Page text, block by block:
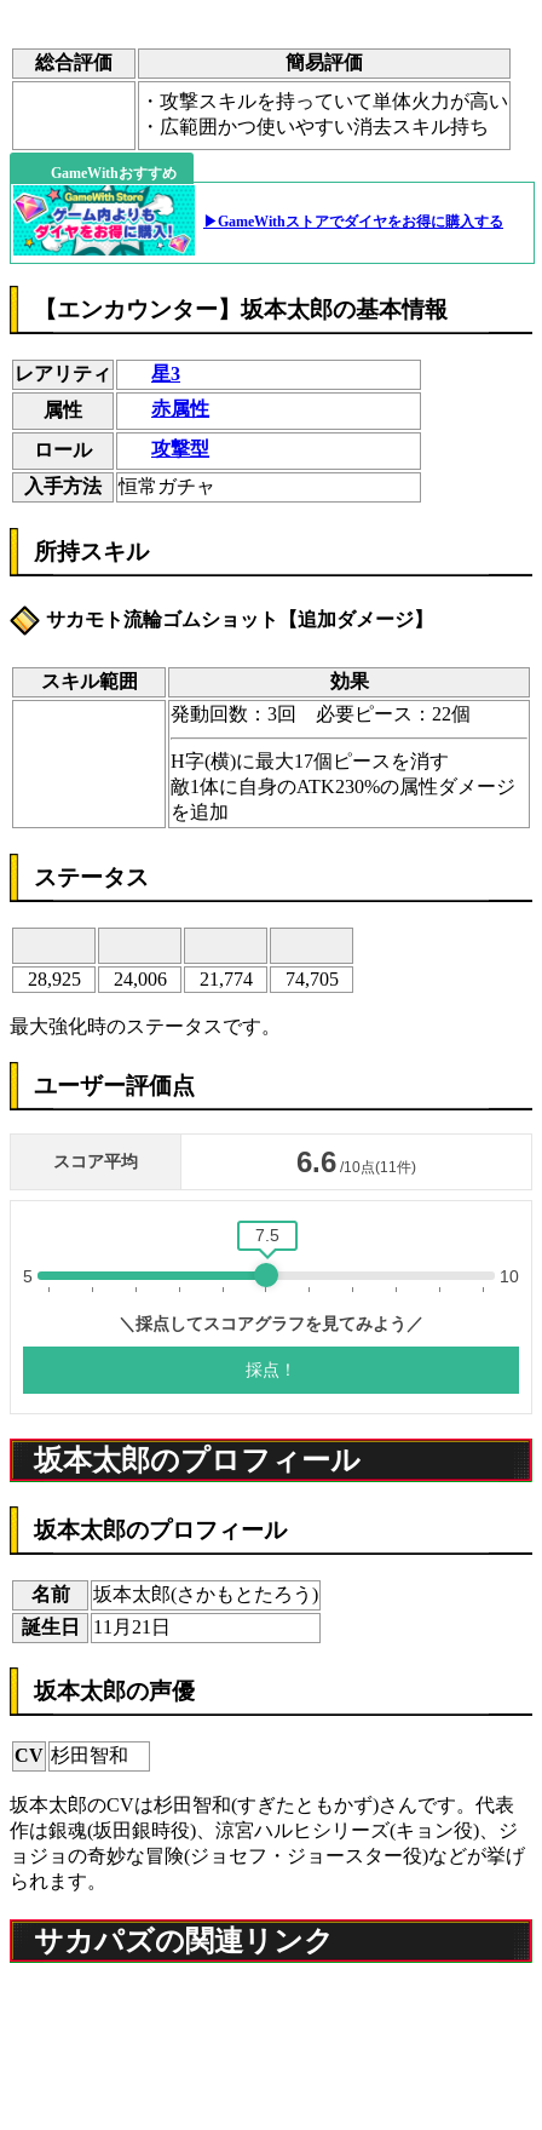
総合評価
簡易評価
・攻撃スキルを持っていて単体火力が高い
・広範囲かつ使いやすい消去スキル持ち
GameWithおすすめ
▶GameWithストアでダイヤをお得に購入する
【エンカウンター】坂本太郎の基本情報
レアリティ
星3
属性
赤属性
ロール
攻撃型
入手方法
恒常ガチャ
所持スキル
サカモト流輪ゴムショット【追加ダメージ】
スキル範囲
効果
発動回数：3回 必要ピース：22個
H字(横)に最大17個ピースを消す
敵1体に自身のATK230%の属性ダメージ
を追加
ステータス
28,925 24,006 21,774 74,705
最大強化時のステータスです。
ユーザー評価点
坂本太郎のプロフィール
坂本太郎のプロフィール
名前
坂本太郎(さかもとたろう)
誕生日
11月21日
坂本太郎の声優
CV 杉田智和
坂本太郎のCVは杉田智和(すぎたともかず)さんです。代表
作は銀魂(坂田銀時役)、涼宮ハルヒシリーズ(キョン役)、ジ
ョジョの奇妙な冒険(ジョセフ・ジョースター役)などが挙げ
られます。
サカパズの関連リンク